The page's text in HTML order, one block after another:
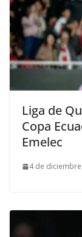
Liga de
Copa
Emelec
4 de